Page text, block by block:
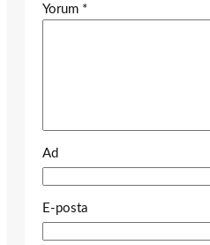
Yorum *
Ad
E-posta